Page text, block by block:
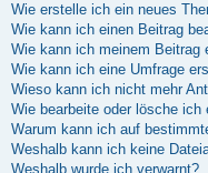
Wie erstelle ich ein neues
Wie kann ich einen Beitrag
Wie kann ich meinem Beitrag
Wie kann ich eine Umfrage
Wieso kann ich nicht mehr
Wie bearbeite oder lösche ich
Warum kann ich auf
Weshalb kann ich keine
Weshalb wurde ich verwarnt?